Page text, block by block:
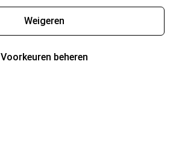
Weigeren
Voorkeuren beheren